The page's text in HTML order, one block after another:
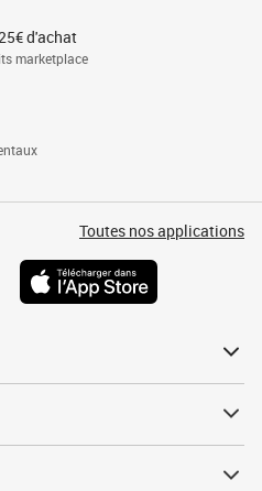
d'achat
marketplace
Toutes nos applications